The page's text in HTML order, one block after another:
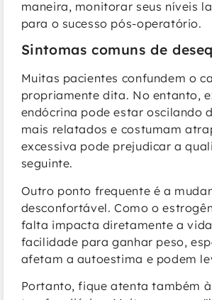
maneira, monitorar seus níveis
para o sucesso pós-operatório.
Sintomas comuns de
Muitas pacientes confundem o
propriamente dita. No entanto,
endócrina pode estar oscilando
mais relatados e costumam
excessiva pode prejudicar a
seguinte.
Outro ponto frequente é a
desconfortável. Como o
falta impacta diretamente a
facilidade para ganhar peso,
afetam a autoestima e podem
Portanto, fique atenta também